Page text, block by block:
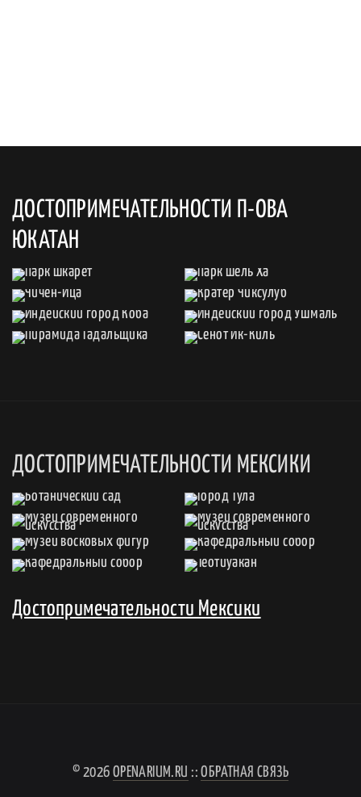
ДОСТОПРИМЕЧАТЕЛЬНОСТИ П-ОВА
ЮКАТАН
ДОСТОПРИМЕЧАТЕЛЬНОСТИ МЕКСИКИ
Достопримечательности Мексики
© 2026 OPENARIUM.RU ::ОБРАТНАЯ СВЯЗЬ